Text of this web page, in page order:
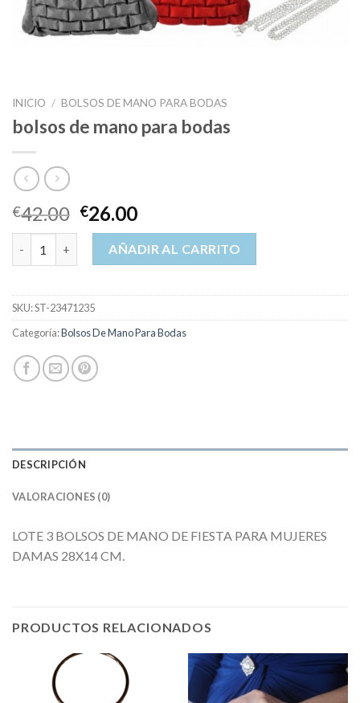
INICIO / BOLSOS DE MANO PARA BODAS
bolsos de mano para bodas
€42.00 €26.00
bolsos de mano para bodas cantidad
AÑADIR AL CARRITO
SKU:ST-23471235
Categoría:Bolsos De Mano Para Bodas
DESCRIPCIÓN
VALORACIONES (0)
LOTE 3 BOLSOS DE MANO DE FIESTA PARA MUJERES
DAMAS 28X14 CM.
PRODUCTOS RELACIONADOS